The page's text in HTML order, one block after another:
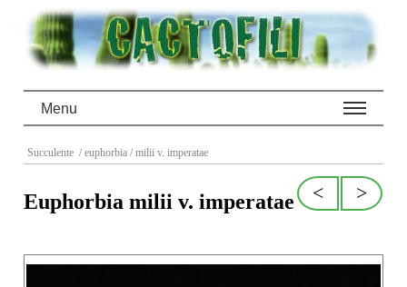
Menu
Succulente / euphorbia / milii v. imperatae
>
<
Euphorbia milii v. imperatae